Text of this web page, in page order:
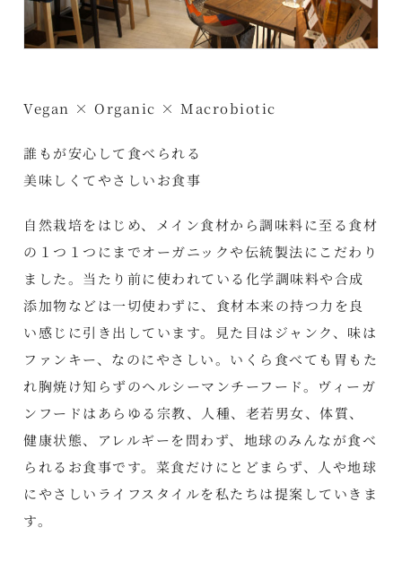
Vegan × Organic × Macrobiotic
誰もが安心して食べられる
美味しくてやさしいお食事
自然栽培をはじめ、メイン食材から調味料に至る食材
の１つ１つにまでオーガニックや伝統製法にこだわり
ました。当たり前に使われている化学調味料や合成
添加物などは一切使わずに、食材本来の持つ力を良
い感じに引き出しています。見た目はジャンク、味は
ファンキー、なのにやさしい。いくら食べても胃もた
れ胸焼け知らずのヘルシーマンチーフード。ヴィーガ
ンフードはあらゆる宗教、人種、老若男女、体質、
健康状態、アレルギーを問わず、地球のみんなが食べ
られるお食事です。菜食だけにとどまらず、人や地球
にやさしいライフスタイルを私たちは提案していきま
す。